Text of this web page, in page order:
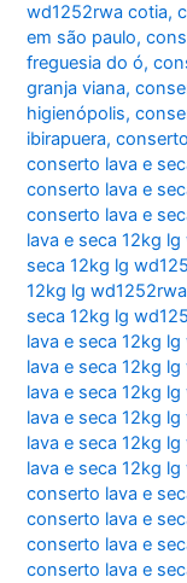
wd1252rwa cotia,
em são paulo,
freguesia do ó,
granja viana,
higienópolis,
ibirapuera,
conserto lava e
conserto lava e
conserto lava e
lava e seca 12kg
seca 12kg lg
12kg lg
seca 12kg lg
lava e seca 12kg
lava e seca 12kg
lava e seca 12kg
lava e seca 12kg
lava e seca 12kg
lava e seca 12kg
conserto lava e
conserto lava e
conserto lava e
conserto lava e